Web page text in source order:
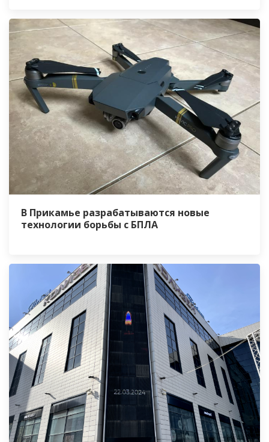
В Прикамье разрабатываются новые
технологии борьбы с БПЛА